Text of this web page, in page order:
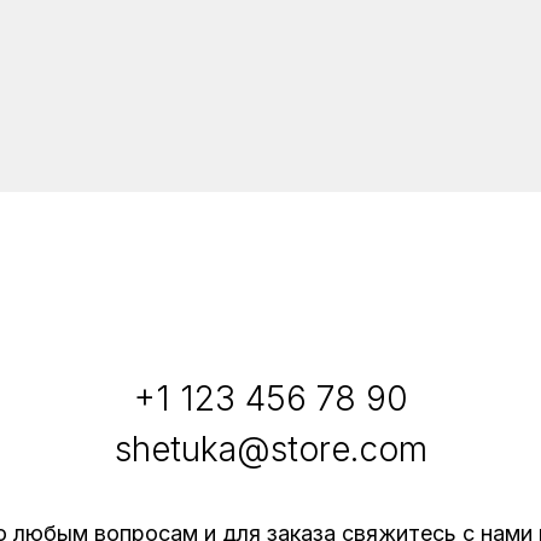
+1 123 456 78 90
shetuka@store.com
любым вопросам и для заказа свяжитесь с нами